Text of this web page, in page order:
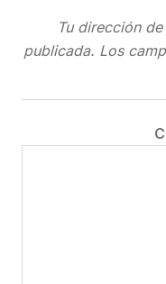
Tu dirección
publicada. Los